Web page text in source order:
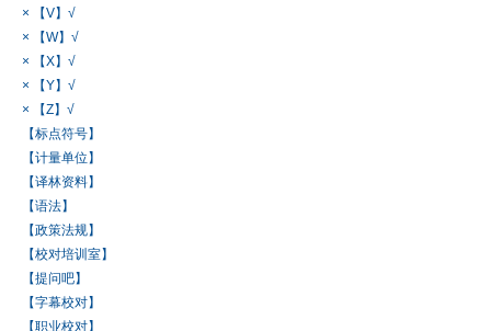
× 【V】√
× 【W】√
× 【X】√
× 【Y】√
× 【Z】√
【标点符号】
【计量单位】
【译林资料】
【语法】
【政策法规】
【校对培训室】
【提问吧】
【字幕校对】
【职业校对】